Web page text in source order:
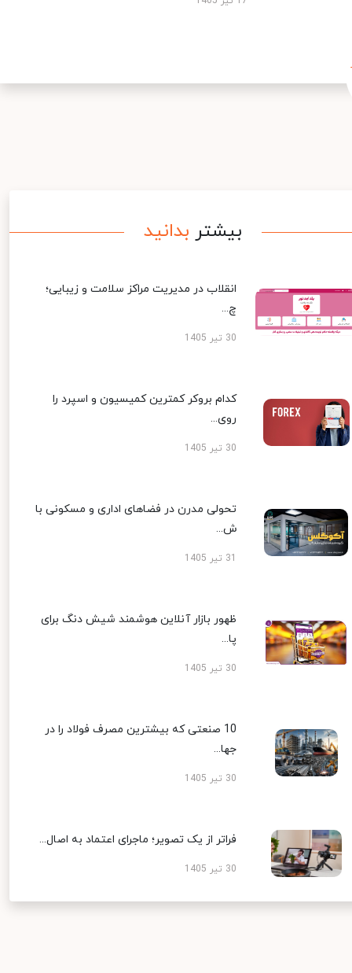
بیشتر بدانید
انقلاب در مدیریت مراکز سلامت و زیبایی؛
چ...
30 تیر 1405
کدام بروکر کمترین کمیسیون و اسپرد را
روی...
30 تیر 1405
تحولی مدرن در فضاهای اداری و مسکونی با
ش...
ظهور بازار آنلاین هوشمند شیش دنگ برای
پا...
30 تیر 1405
10 صنعتی که بیشترین مصرف فولاد را در
جها...
30 تیر 1405
فراتر از یک تصویر؛ ماجرای اعتماد به اصال...
30 تیر 1405